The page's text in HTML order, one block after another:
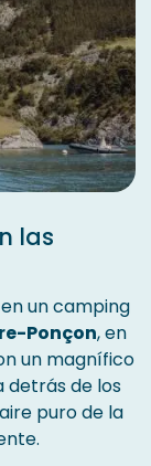
las
un camping
Ponçon, en
un magnífico
detrás de los
puro de la